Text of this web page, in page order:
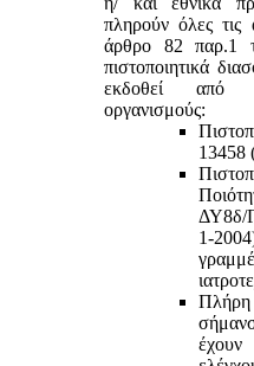
πληρούν όλες τις
άρθρο 82 παρ.1
πιστοποιητικά
εκδοθεί από
οργανισμούς:
13458
ΔΥ8δ/
1-
έχουν